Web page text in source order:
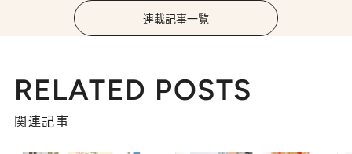
連載記事一覧
RELATED POSTS
関連記事